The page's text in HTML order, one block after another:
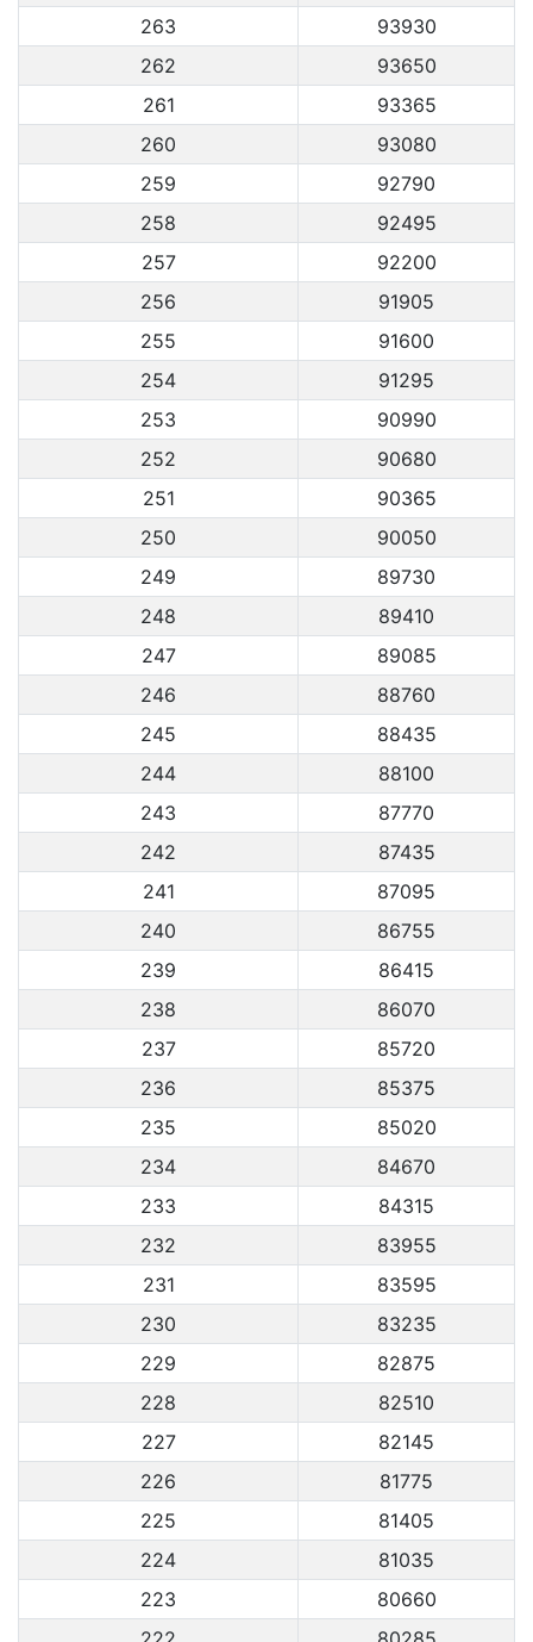
263
93930
262
93650
261
93365
260
93080
259
92790
258
92495
257
92200
256
91905
255
91600
254
91295
253
90990
252
90680
251
90365
250
90050
249
89730
248
89410
247
89085
246
88760
245
88435
244
88100
243
87770
242
87435
241
87095
240
86755
239
86415
238
86070
237
85720
236
85375
235
85020
234
84670
233
84315
232
83955
231
83595
230
83235
229
82875
228
82510
227
82145
226
81775
225
81405
224
81035
223
80660